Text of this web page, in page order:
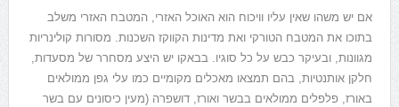
אם יש משהו שאין עליו וויכוח הוא האוכל האזרי, המטבח האזרי משלב
בתוכו את המטבח הטורקי ואת מדינות הקווקז השכנות. מסורות קולינריות
מגוונות, ובעיקר כבש על כל סוגיו. בבאקו יש היצע מסחרר של מסעדות,
חלקן אותנטיות, בהם תמצאו מאכלים מקומיים כמו עלי גפן ממולאים
באורז, פלפלים ממולאים בבשר ואורז, דושפרה (מעין כיסונים עם בשר